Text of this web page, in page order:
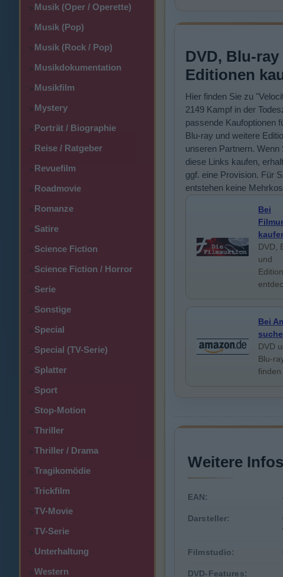
>Musik (Oper / Operette)
>Musik (Pop)
>Musik (Rock / Pop)
>Musikdokumentation
>Musikfilm
>Mystery
>Porträt / Biographie
>Reise / Ratgeber
>Revuefilm
>Roadmovie
>Romanze
>Satire
>Science Fiction
>Science Fiction / Horror
>Serie
>Sonstige
>Special
>Special (TV-Serie)
>Splatter
>Sport
>Stop-Motion
>Thriller
>Thriller / Drama
>Tragikomödie
>Trickfilm
>TV-Movie
>TV-Serie
>Unterhaltung
>Western
DVD, Blu-
Editionen
Hier finden Sie zu
2149 Kampf in der
passende Kaufoptionen
Blu-ray und weitere
unseren Partnern. Wenn
diese Links kaufen,
ggf. eine Provision. Für
entstehen keine
Bei
DVD,
und
Bei
DVD
Blu-
finden
Weitere
EAN:
Darsteller:
Filmstudio:
DVD-Features: